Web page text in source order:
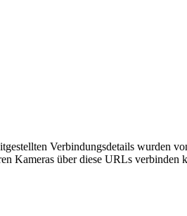
Verbindungsdetails wurden
Kameras über diese URLs verbinden